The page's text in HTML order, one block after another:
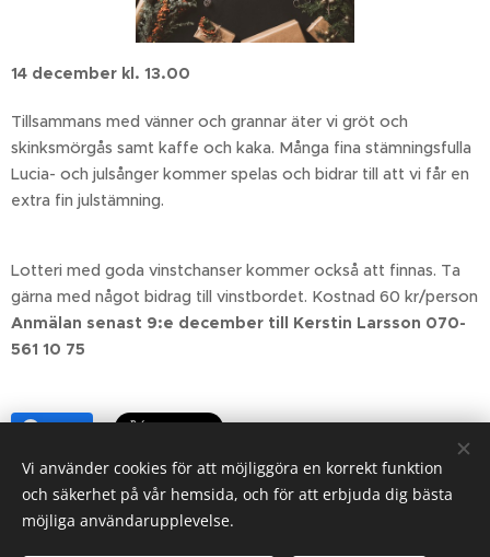
14 december kl. 13.00
Tillsammans med vänner och grannar äter vi gröt och
skinksmörgås samt kaffe och kaka. Många fina stämningsfulla
Lucia- och julsånger kommer spelas och bidrar till att vi får en
extra fin julstämning.
Lotteri med goda vinstchanser kommer också att finnas. Ta
gärna med något bidrag till vinstbordet. Kostnad 60 kr/person
Anmälan senast 9:e december till Kerstin Larsson 070-
561 10 75
Share
Vi använder cookies för att möjliggöra en korrekt funktion
och säkerhet på vår hemsida, och för att erbjuda dig bästa
möjliga användarupplevelse.